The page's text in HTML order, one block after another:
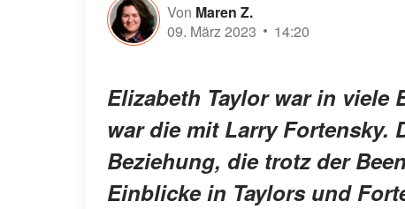
Von Maren Z.
09. März 2023
14:20
Elizabeth Taylor war in viele
war die mit Larry Fortensky.
Beziehung, die trotz der
Einblicke in Taylors und